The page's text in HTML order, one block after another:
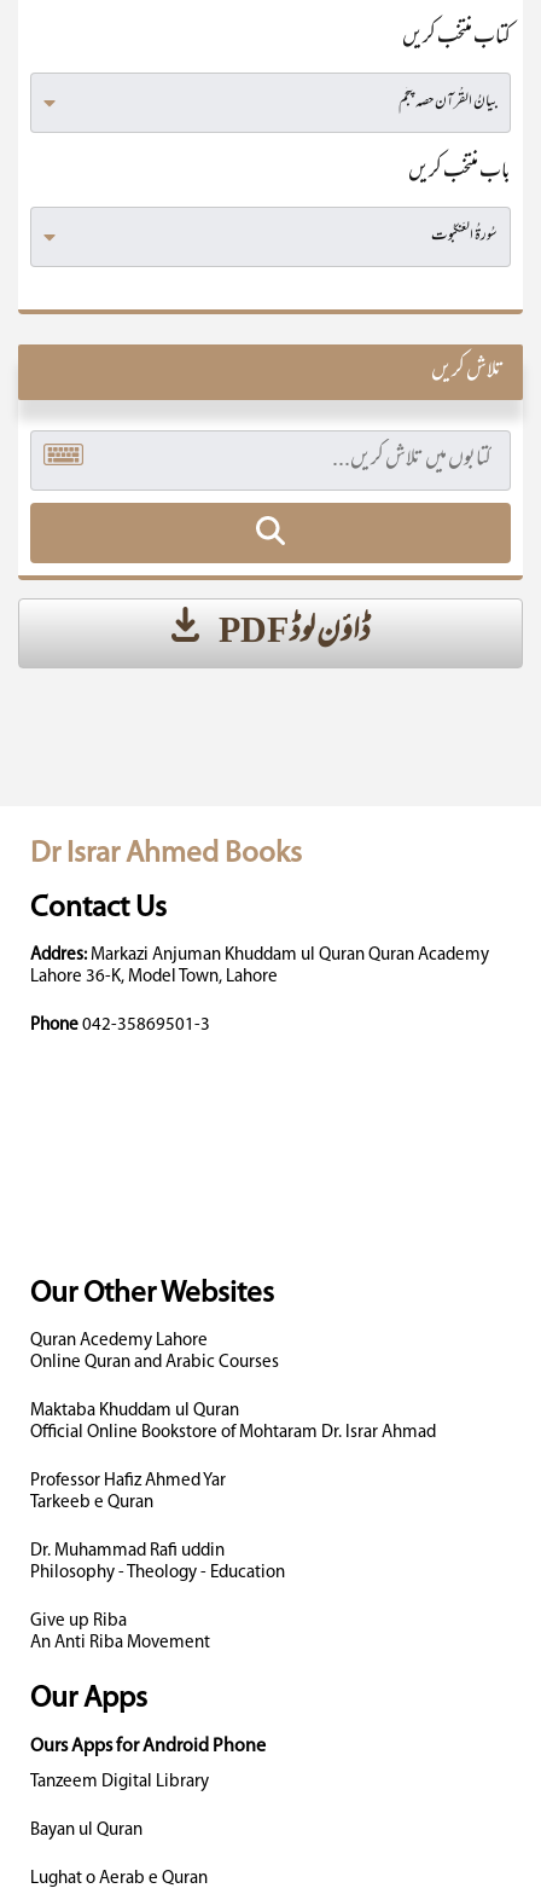
کتاب منتخب کریں
باب منتخب کریں
تلاش کریں
ڈاؤن لوڈ PDF
Dr Israr Ahmed Books
Contact Us
Addres: Markazi Anjuman Khuddam ul Quran Quran Academy
Lahore 36-K, Model Town, Lahore
Phone 042-35869501-3
Our Other Websites
Quran Acedemy Lahore
Online Quran and Arabic Courses
Maktaba Khuddam ul Quran
Official Online Bookstore of Mohtaram Dr. Israr Ahmad
Professor Hafiz Ahmed Yar
Tarkeeb e Quran
Dr. Muhammad Rafi uddin
Philosophy - Theology - Education
Give up Riba
An Anti Riba Movement
Our Apps
Ours Apps for Android Phone
Tanzeem Digital Library
Bayan ul Quran
Lughat o Aerab e Quran